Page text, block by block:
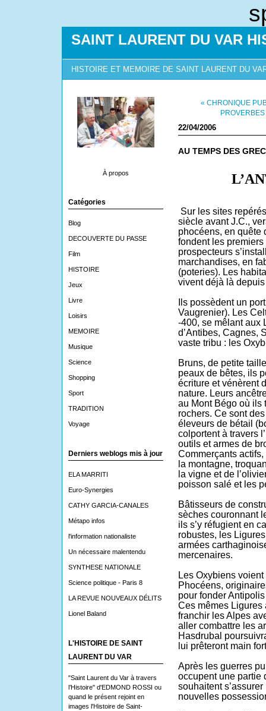
SAINT LAURENT DU VAR
HISTOIRE ET MEMOIRE DE SAINT LAURENT DU
À propos
Catégories
Blog
DECOUVERTE DU PASSE
Film
HISTOIRE
Jeux
Livre
Loisirs
MEMOIRE
Musique
Science
Shopping
Sport
TRADITION
Voyage
Derniers weblogs mis à jour
ELA MARRITI
Euro-Synergies
CATHY GARCIA-CANALES
Métapo infos
l'information nationaliste
Un nécessaire malentendu
SYNTHESE NATIONALE
Science politique - Paris 8
LA REVUE NOUVEAUX DÉLITS
Lionel Baland
L'HISTOIRE DE SAINT
LAURENT DU VAR
"Saint Laurent du Var à travers
l’Histoire" d'EDMOND ROSSI ou
quand le présent rejoint en
images l'Histoire de Saint-
« CHRONIQUE
22/04/2006
AU TEMPS DES
Sur les sites
siècle avant J.C.,
phocéens, en quête
fondent les
prospecteurs
marchandises, en
(poteries). Les
vivent déjà là
Ils possèdent un
Vaugrenier). Les
-400, se mêlant aux
d’Antibes, Cagnes,
vaste tribu : les
Bruns, de petite
peaux de bêtes, ils
écriture et vénèrent
nature. Leurs
au Mont Bégo où ils
rochers. Ce sont
éleveurs de bétail
colportent à travers
outils et armes de
Commerçants
la montagne,
la vigne et de
poisson salé et les
Bâtisseurs de
sèches couronnant
ils s’y réfugient en
robustes, les
armées
mercenaires.
Les Oxybiens
Phocéens,
pour fonder
Ces mêmes Ligures
franchir les Alpes
aller combattre les
Hasdrubal
lui prêteront main
Après les guerres
occupent une partie
souhaitent
nouvelles